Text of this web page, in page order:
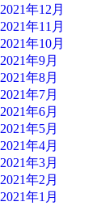
2021年12月
2021年11月
2021年10月
2021年9月
2021年8月
2021年7月
2021年6月
2021年5月
2021年4月
2021年3月
2021年2月
2021年1月